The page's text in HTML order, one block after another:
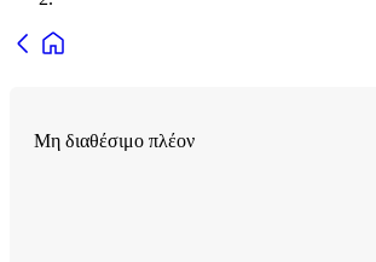
Μη διαθέσιμο πλέον